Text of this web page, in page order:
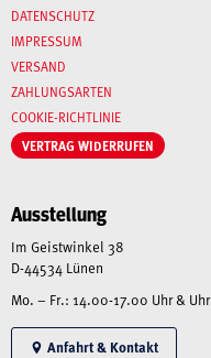
DATENSCHUTZ
IMPRESSUM
VERSAND
ZAHLUNGSARTEN
COOKIE-RICHTLINIE
VERTRAG WIDERRUFEN
Ausstellung
Im Geistwinkel 38
D-44534 Lünen
Mo. – Fr.: 14.00-17.00 Uhr & Uhr
Anfahrt & Kontakt